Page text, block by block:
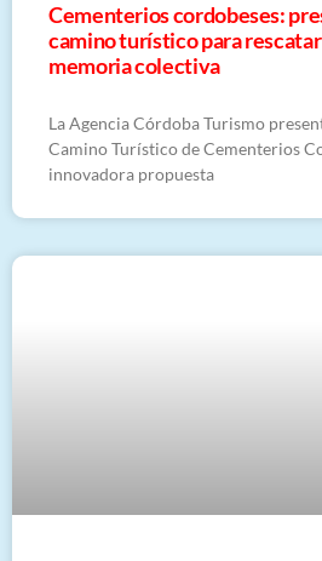
Cementerios cordobeses:
camino turístico para
memoria colectiva
La Agencia Córdoba Turismo
Camino Turístico de Cementerios
innovadora propuesta